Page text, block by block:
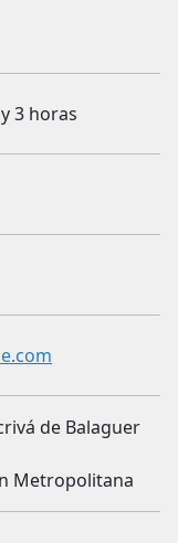
3 horas
de Balaguer
Metropolitana